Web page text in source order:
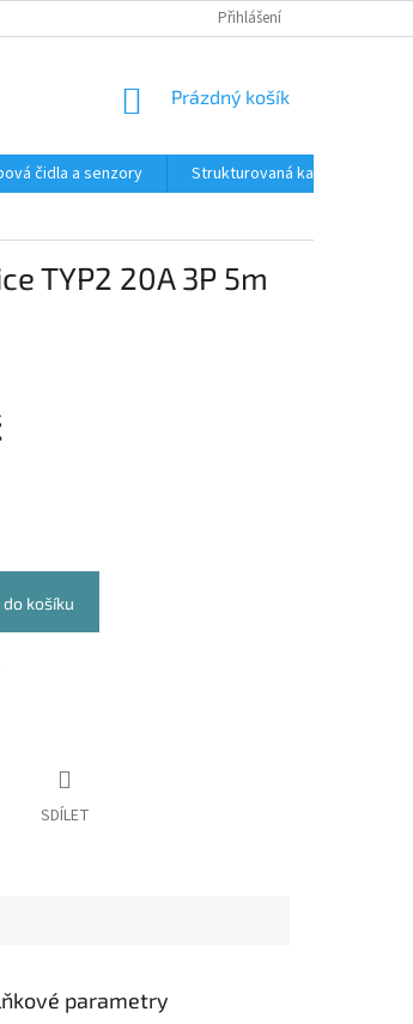
Přihlášení
NÁKUPNÍ
Prázdný košík
čidla a senzory Strukturovaná kabeláž
TYP2 20A 3P 5m
košíku
SDÍLET
parametry